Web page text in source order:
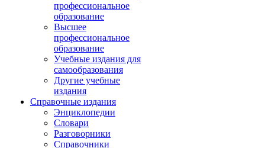
профессиональное
образование
Высшее
профессиональное
образование
Учебные издания для
самообразования
Другие учебные
издания
Справочные издания
Энциклопедии
Словари
Разговорники
Справочники